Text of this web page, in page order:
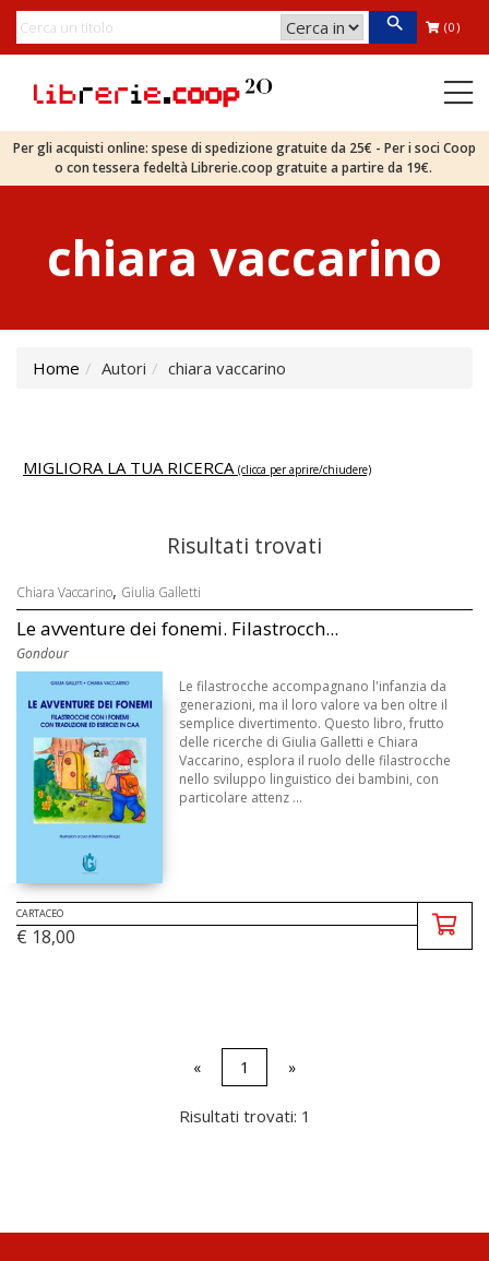
(0)
Per gli acquisti online: spese di spedizione gratuite da 25€ - Per i soci Coop
o con tessera fedeltà Librerie.coop gratuite a partire da 19€.
chiara vaccarino
Home Autori chiara vaccarino
MIGLIORA LA TUA RICERCA (clicca per aprire/chiudere)
Risultati trovati
Chiara Vaccarino, Giulia Galletti
Le avventure dei fonemi. Filastrocch...
Gondour
Le filastrocche accompagnano l'infanzia da
generazioni, ma il loro valore va ben oltre il
semplice divertimento. Questo libro, frutto
delle ricerche di Giulia Galletti e Chiara
Vaccarino, esplora il ruolo delle filastrocche
nello sviluppo linguistico dei bambini, con
particolare attenz ...
CARTACEO
€ 18,00
« 1 »
Risultati trovati: 1